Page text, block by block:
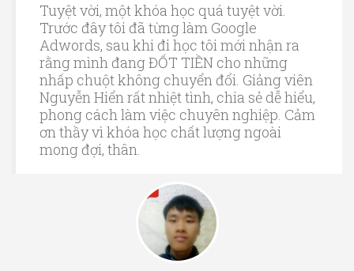
Tuyệt vời, một khóa học quá tuyệt vời.
Trước đây tôi đã từng làm Google
Adwords, sau khi đi học tôi mới nhận ra
rằng mình đang ĐỐT TIỀN cho những
nhấp chuột không chuyển đổi. Giảng viên
Nguyễn Hiển rất nhiệt tình, chia sẻ dễ hiểu,
phong cách làm việc chuyên nghiệp. Cảm
ơn thầy vì khóa học chất lượng ngoài
mong đợi, thân.